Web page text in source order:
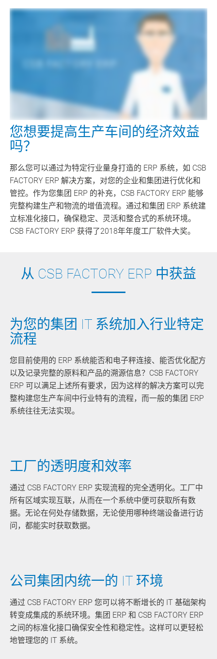
您想要提高生产车间的经济效益
吗？
那么您可以通过为特定行业量身打造的 ERP 系统，如 CSB
FACTORY ERP 解决方案，对您的企业和集团进行优化和
管控。作为您集团 ERP 的补充，CSB FACTORY ERP 能够
完整构建生产和物流的增值流程。通过和集团 ERP 系统建
立标准化接口，确保稳定、灵活和整合式的系统环境。
CSB FACTORY ERP 获得了2018年年度工厂软件大奖。
从 CSB FACTORY ERP 中获益
为您的集团 IT 系统加入行业特定
流程
您目前使用的 ERP 系统能否和电子秤连接、能否优化配方
以及记录完整的原料和产品的溯源信息？CSB FACTORY
ERP 可以满足上述所有要求，因为这样的解决方案可以完
整构建您生产车间中行业特有的流程，而一般的集团 ERP
系统往往无法实现。
工厂的透明度和效率
通过 CSB FACTORY ERP 实现流程的完全透明化。工厂中
所有区域实现互联，从而在一个系统中便可获取所有数
据。无论在何处存储数据，无论使用哪种终端设备进行访
问，都能实时获取数据。
公司集团内统一的 IT 环境
通过 CSB FACTORY ERP 您可以将不断增长的 IT 基础架构
转变成集成的系统环境。集团 ERP 和 CSB FACTORY ERP
之间的标准化接口确保安全性和稳定性。这样可以更轻松
地管理您的 IT 系统。